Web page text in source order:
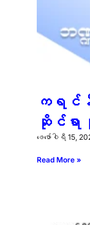
ကရင်နီပ
ဆိုင်ရာ
ဖေ‌ဖော်ဝါရီ 15,
Read More »